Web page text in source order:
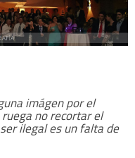
imágen por el
no recortar el
ilegal es un falta de